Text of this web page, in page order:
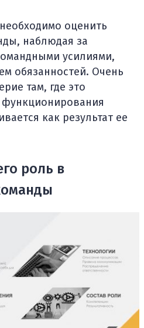
оценить
наблюдая за
усилиями,
обязанностей. Очень
там, где это
функционирования
как результат ее
роль в